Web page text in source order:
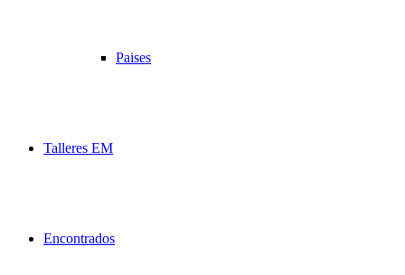
Paises
Talleres EM
Encontrados